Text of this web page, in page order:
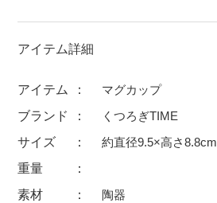
箸・カトラリー
子供食器
500円未満
アイテム詳細
アイテム
マグカップ
ブランド
くつろぎTIME
サイズ
約直径9.5×高さ8.8cm
重量
素材
陶器